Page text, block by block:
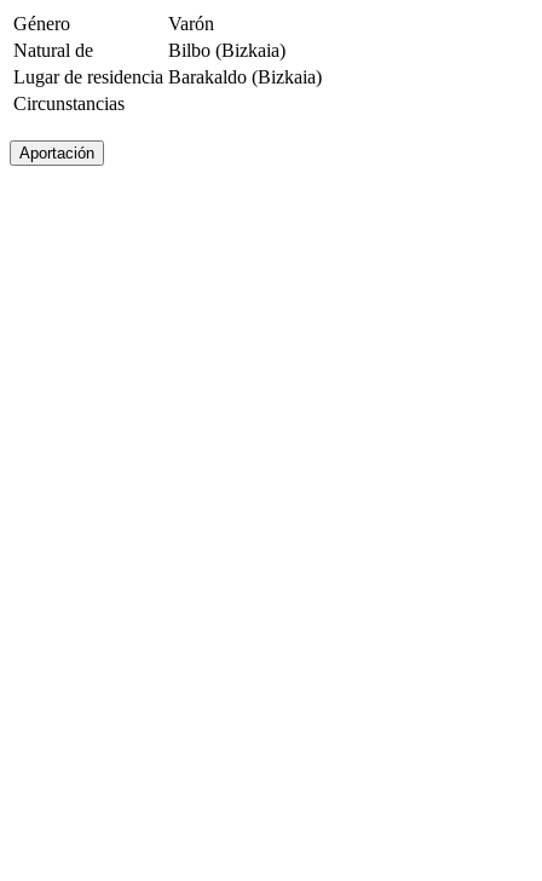
Género
Varón
Natural de
Bilbo (Bizkaia)
Lugar de residencia Barakaldo (Bizkaia)
Circunstancias